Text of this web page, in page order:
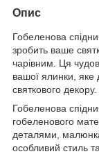
Опис
Гобеленова
зробить ваше
чарівним. Ця
вашої ялинки, яке
святкового декору.
Гобеленова
гобеленового
деталями,
особливий стиль